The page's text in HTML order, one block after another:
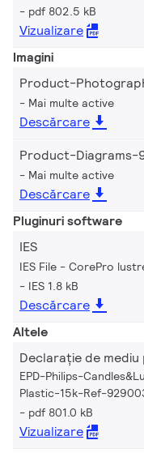
pdf 802.5 kB
Vizualizare
Imagini
Product-
Mai multe active
Descărcare
Product-Diagrams-
Mai multe active
Descărcare
Pluginuri software
IES
IES File - CorePro
IES 1.8 kB
Descărcare
Altele
Declarație de
EPD-Philips-
Plastic-15k-Ref-
pdf 801.0 kB
Vizualizare